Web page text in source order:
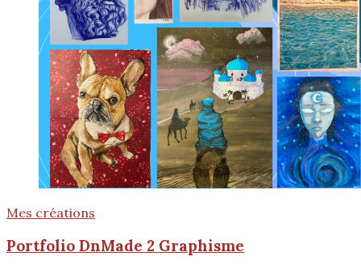
Mes créations
Portfolio DnMade 2 Graphisme